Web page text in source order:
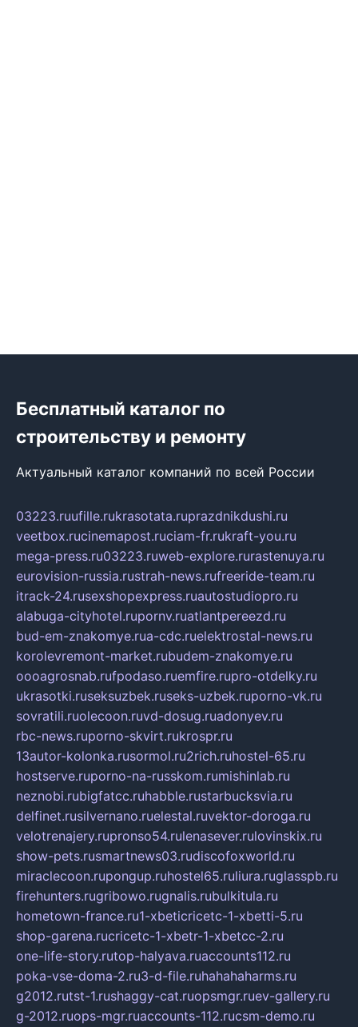
Бесплатный каталог по
строительству и ремонту
Актуальный каталог компаний по всей России
03223.ruufille.rukrasotata.ruprazdnikdushi.ru
veetbox.rucinemapost.ruciam-fr.rukraft-you.ru
mega-press.ru03223.ruweb-explore.rurastenuya.ru
eurovision-russia.rustrah-news.rufreeride-team.ru
itrack-24.rusexshopexpress.ruautostudiopro.ru
alabuga-cityhotel.rupornv.ruatlantpereezd.ru
bud-em-znakomye.rua-cdc.ruelektrostal-news.ru
korolevremont-market.rubudem-znakomye.ru
oooagrosnab.rufpodaso.ruemfire.rupro-otdelky.ru
ukrasotki.ruseksuzbek.ruseks-uzbek.ruporno-vk.ru
sovratili.ruolecoon.ruvd-dosug.ruadonyev.ru
rbc-news.ruporno-skvirt.rukrospr.ru
13autor-kolonka.rusormol.ru2rich.ruhostel-65.ru
hostserve.ruporno-na-russkom.rumishinlab.ru
neznobi.rubigfatcc.ruhabble.rustarbucksvia.ru
delfinet.rusilvernano.ruelestal.ruvektor-doroga.ru
velotrenajery.rupronso54.rulenasever.rulovinskix.ru
show-pets.rusmartnews03.rudiscofoxworld.ru
miraclecoon.rupongup.ruhostel65.ruliura.ruglasspb.ru
firehunters.rugribowo.rugnalis.rubulkitula.ru
hometown-france.ru1-xbeticricetc-1-xbetti-5.ru
shop-garena.rucricetc-1-xbetr-1-xbetcc-2.ru
one-life-story.rutop-halyava.ruaccounts112.ru
poka-vse-doma-2.ru3-d-file.ruhahahaharms.ru
g2012.rutst-1.rushaggy-cat.ruopsmgr.ruev-gallery.ru
g-2012.ruops-mgr.ruaccounts-112.rucsm-demo.ru